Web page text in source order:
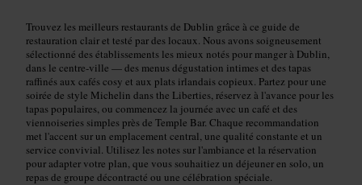
Trouvez les meilleurs restaurants de Dublin grâce à ce guide de
restauration clair et testé par des locaux. Nous avons soigneusement
sélectionné des établissements les mieux notés pour manger à Dublin,
dans le centre-ville — des menus dégustation intimes et des tapas
raffinés aux cafés cosy et aux plats irlandais copieux. Partez pour une
soirée de style Michelin dans the Liberties, réservez à l'avance pour les
tapas populaires, ou commencez la journée avec un café et des
viennoiseries simples près de Temple Bar. Chaque recommandation
met l'accent sur un emplacement central, une qualité constante et un
service convivial. Utilisez les notes sur l'ambiance et la réservation
pour adapter votre plan, que vous souhaitiez un déjeuner en solo, un
repas de groupe décontracté ou une célébration spéciale.